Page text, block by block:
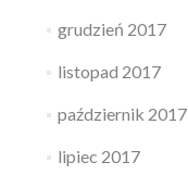
grudzień 2017
listopad 2017
październik 2017
lipiec 2017